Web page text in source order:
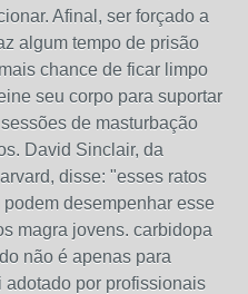
Afinal, ser forçado a
algum tempo de prisão
chance de ficar limpo
seu corpo para suportar
de masturbação
David Sinclair, da
disse: "esses ratos
desempenhar esse
magra jovens. carbidopa
não é apenas para
adotado por profissionais